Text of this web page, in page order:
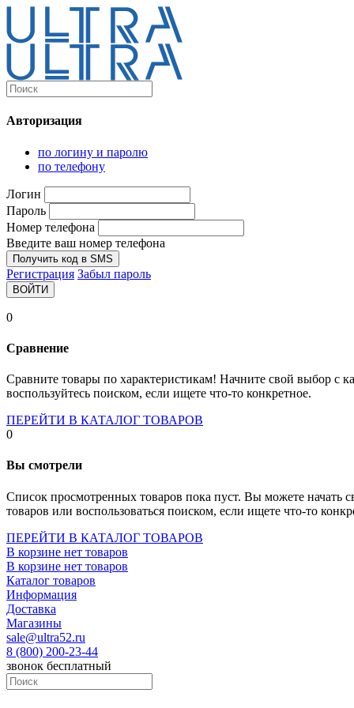
Каталог
Компьютеры и комплектующие
Персональные компьютеры
Моноблоки
Мониторы
Комплектующие
Socket-2066
Socket-775
Socket-fm2
Socket-am4
Socket- intel s1151
Socket- intel s2066
Socket- intel s1700
Авторизация
по логину и паролю
по телефону
Логин
Пароль
Номер телефона
Введите ваш номер телефона
Получить код в SMS
Регистрация Забыл пароль
ВОЙТИ
0
Сравнение
Сравните товары по характеристикам! Начните свой выбор с
воспользуйтесь поиском, если ищете что-то конкретное.
ПЕРЕЙТИ В КАТАЛОГ ТОВАРОВ
0
Вы смотрели
Список просмотренных товаров пока пуст. Вы можете начать
товаров или воспользоваться поиском, если ищете что-то
ПЕРЕЙТИ В КАТАЛОГ ТОВАРОВ
В корзине нет товаров
В корзине нет товаров
Каталог товаров
Информация
Доставка
Магазины
sale@ultra52.ru
8 (800) 200-23-44
звонок бесплатный